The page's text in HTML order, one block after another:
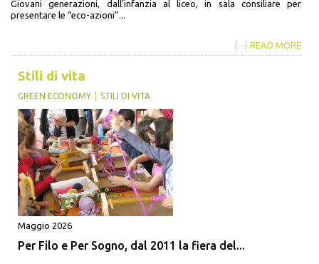
Giovani generazioni, dall’infanzia al liceo, in sala consiliare per
presentare le “eco-azioni”...
{···} READ MORE
Stili di vita
GREEN ECONOMY STILI DI VITA
Maggio 2026
Per Filo e Per Sogno, dal 2011 la fiera del...